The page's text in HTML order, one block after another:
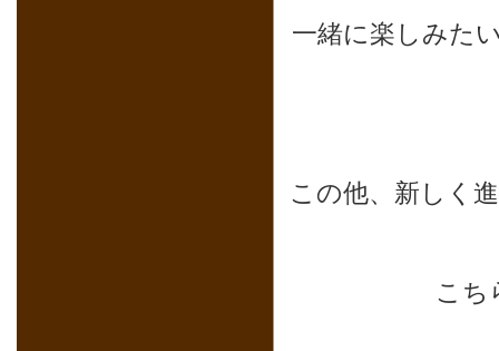
一緒に楽しみた
この他、新しく
こち